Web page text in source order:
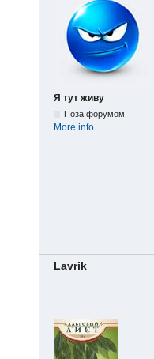
Я тут живу
Поза форумом
More info
Lavrik